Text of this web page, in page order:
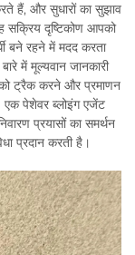
हैं, और सुधारों का सुझाव
सक्रिय दृष्टिकोण आपको
बने रहने में मदद करता
में मूल्यवान जानकारी
को ट्रैक करने और प्रमाणन
एक पेशेवर ब्लोइंग एजेंट
प्रयासों का समर्थन
प्रदान करती है।